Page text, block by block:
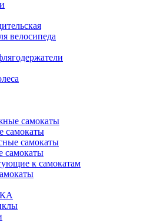
велосипеда
самокаты
самокаты
самокаты
самокаты
к самокатам